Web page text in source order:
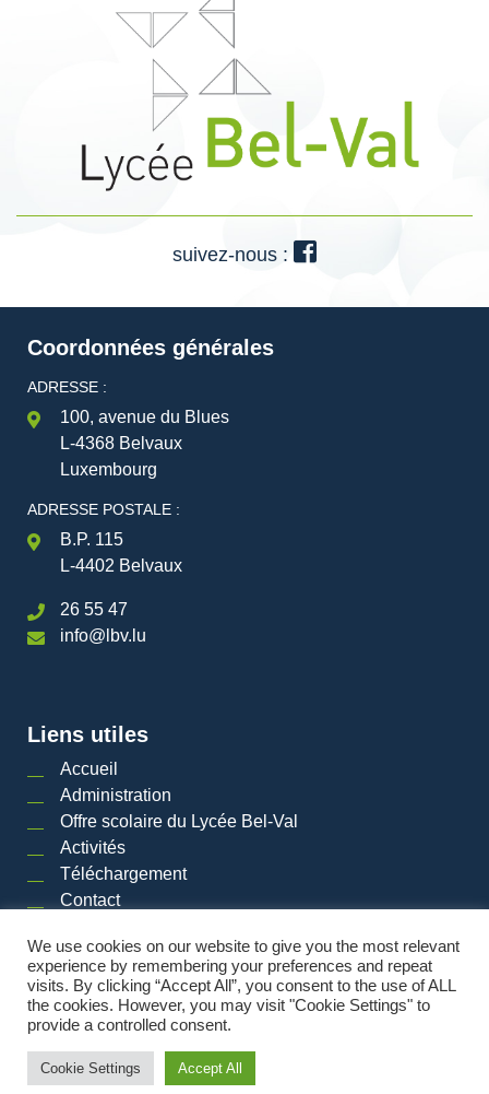
suivez-nous :
Coordonnées générales
ADRESSE :
100, avenue du Blues
L-4368 Belvaux
Luxembourg
ADRESSE POSTALE :
B.P. 115
L-4402 Belvaux
26 55 47
info@lbv.lu
Liens utiles
Accueil
Administration
Offre scolaire du Lycée Bel-Val
Activités
Téléchargement
Contact
2026 © LYCéE BEL-VAL | Tous droits réservés |Mentions légales| Plan du site
Powered by
Made by
We use cookies on our website to give you the most relevant
experience by remembering your preferences and repeat
visits. By clicking “Accept All”, you consent to the use of ALL
the cookies. However, you may visit "Cookie Settings" to
provide a controlled consent.
Cookie Settings Accept All